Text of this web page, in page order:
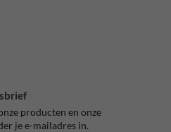
producten en onze
je e-mailadres in.